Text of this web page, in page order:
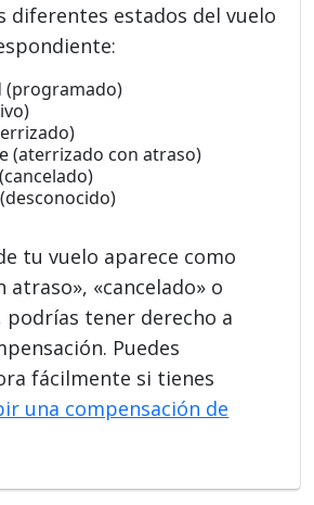
diferentes estados del vuelo
(programado)
(aterrizado con atraso)
tu vuelo aparece como
atraso», «cancelado» o
podrías tener derecho a
Puedes
fácilmente si tienes
una compensación de